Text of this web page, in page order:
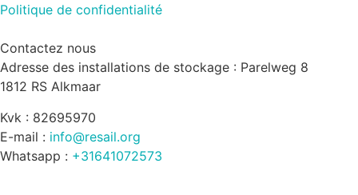
Politique de confidentialité
Contactez nous
Adresse des installations de stockage : Parelweg 8
1812 RS Alkmaar
Kvk : 82695970
E-mail : info@resail.org
Whatsapp : +31641072573